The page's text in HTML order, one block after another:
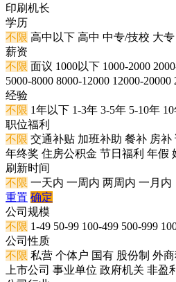
印刷机长
学历
不限 高中以下 高中 中专/技校 大专
薪资
不限 面议 1000以下 1000-2000
5000-8000 8000-12000 12000-20000
经验
不限 1年以下 1-3年 3-5年 5-10年
职位福利
不限 交通补贴 加班补助 餐补 房补
年终奖 住房公积金 节日福利 年假
刷新时间
不限 一天内 一周内 两周内 一月内
重置 确定
公司规模
不限 1-49 50-99 100-499 500-999
公司性质
不限 私营 个体户 国有 股份制 外
上市公司 事业单位 政府机关 非盈